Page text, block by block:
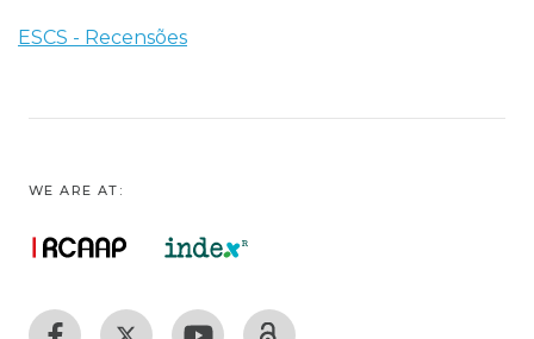
ESCS - Recensões
WE ARE AT: